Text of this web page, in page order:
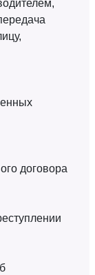
договора